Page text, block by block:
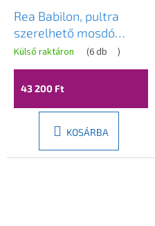
Rea Babilon, pultra
szerelhető mosdó
420x420x130 mm,
fekete-arany, REA-
U5418
Külső raktáron (6 db )
43 200 Ft
KOSÁRBA